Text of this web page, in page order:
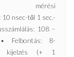
mérési
nsec-től 1 sec.-
108 –
Felbontás: 8-
kijelzés (+ 1